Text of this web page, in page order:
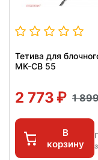
Тетива для
МК-CB 55
2 773 1
В
корзину